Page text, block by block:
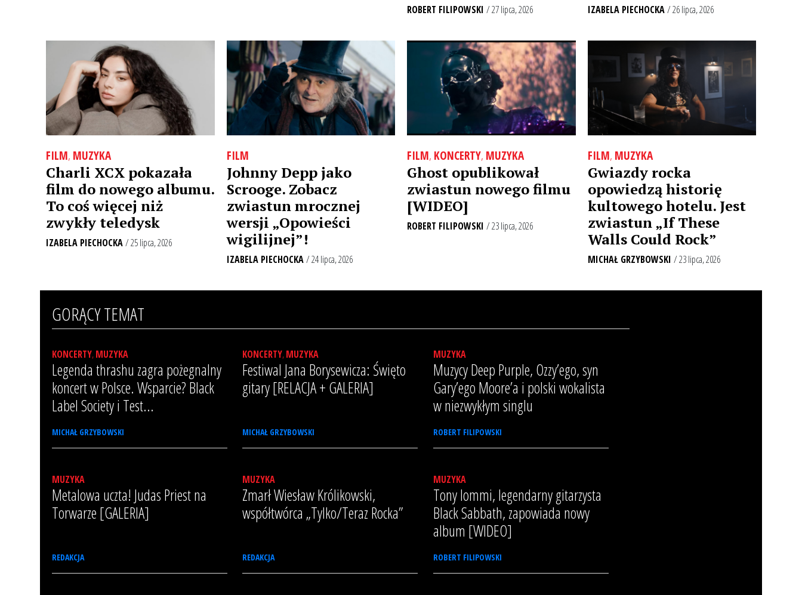
ROBERT FILIPOWSKI / 27 lipca, 2026 IZABELA PIECHOCKA / 26 lipca, 2026
FILM, MUZYKA
Charli XCX pokazała
film do nowego albumu.
To coś więcej niż
zwykły teledysk
IZABELA PIECHOCKA/ 25 lipca, 2026
FILM
Johnny Depp jako
Scrooge. Zobacz
zwiastun mrocznej
wersji „Opowieści
wigilijnej”!
IZABELA PIECHOCKA / 24 lipca, 2026
FILM, KONCERTY, MUZYKA
Ghost opublikował
zwiastun nowego filmu
[WIDEO]
ROBERT FILIPOWSKI / 23 lipca, 2026
FILM, MUZYKA
Gwiazdy rocka
opowiedzą historię
kultowego hotelu. Jest
zwiastun „If These
Walls Could Rock”
MICHAŁ GRZYBOWSKI / 23 lipca, 2026
GORĄCY TEMAT
KONCERTY,MUZYKA
Legenda thrashu zagra pożegnalny
koncert w Polsce. Wsparcie? Black
Label Society i Test...
MICHAŁ GRZYBOWSKI
KONCERTY,MUZYKA
Festiwal Jana Borysewicza: Święto
gitary [RELACJA + GALERIA]
MICHAŁ GRZYBOWSKI
MUZYKA
Muzycy Deep Purple, Ozzy’ego, syn
Gary’ego Moore’a i polski wokalista
w niezwykłym singlu
ROBERT FILIPOWSKI
MUZYKA
Metalowa uczta! Judas Priest na
Torwarze [GALERIA]
REDAKCJA
MUZYKA
Zmarł Wiesław Królikowski,
współtwórca „Tylko/Teraz Rocka”
REDAKCJA
MUZYKA
Tony Iommi, legendarny gitarzysta
Black Sabbath, zapowiada nowy
album [WIDEO]
ROBERT FILIPOWSKI